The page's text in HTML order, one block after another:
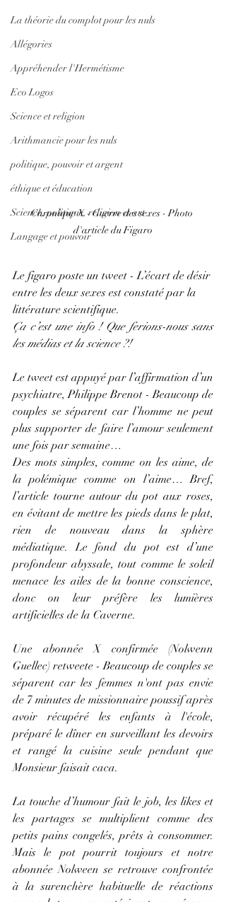
La théorie du complot pour les nuls
Allégories
Appréhender l'Hermétisme
Eco Logos
Science et religion
Arithmancie pour les nuls
politique, pouvoir et argent
éthique et éducation
Science, politique, religion et art
Langage et pouvoir
Chronique X - Guerre des sexes - Photo
d'article du Figaro
Le figaro poste un tweet - L’écart de désir
entre les deux sexes est constaté par la
littérature scientifique.
Ça c’est une info ! Que ferions-nous sans
les médias et la science ?!
Le tweet est appuyé par l’affirmation d’un
psychiatre, Philippe Brenot - Beaucoup de
couples se séparent car l’homme ne peut
plus supporter de faire l’amour seulement
une fois par semaine…
Des mots simples, comme on les aime, de
la polémique comme on l’aime… Bref,
l’article tourne autour du pot aux roses,
en évitant de mettre les pieds dans le plat,
rien de nouveau dans la sphère
médiatique. Le fond du pot est d’une
profondeur abyssale, tout comme le soleil
menace les ailes de la bonne conscience,
donc on leur préfère les lumières
artificielles de la Caverne.
Une abonnée X confirmée (Nolwenn
Guellec) retweete - Beaucoup de couples se
séparent car les femmes n'ont pas envie
de 7 minutes de missionnaire poussif après
avoir récupéré les enfants à l'école,
préparé le dîner en surveillant les devoirs
et rangé la cuisine seule pendant que
Monsieur faisait caca.
La touche d’humour fait le job, les likes et
les partages se multiplient comme des
petits pains congelés, prêts à consommer.
Mais le pot pourrit toujours et notre
abonnée Nolween se retrouve confrontée
à la surenchère habituelle de réactions